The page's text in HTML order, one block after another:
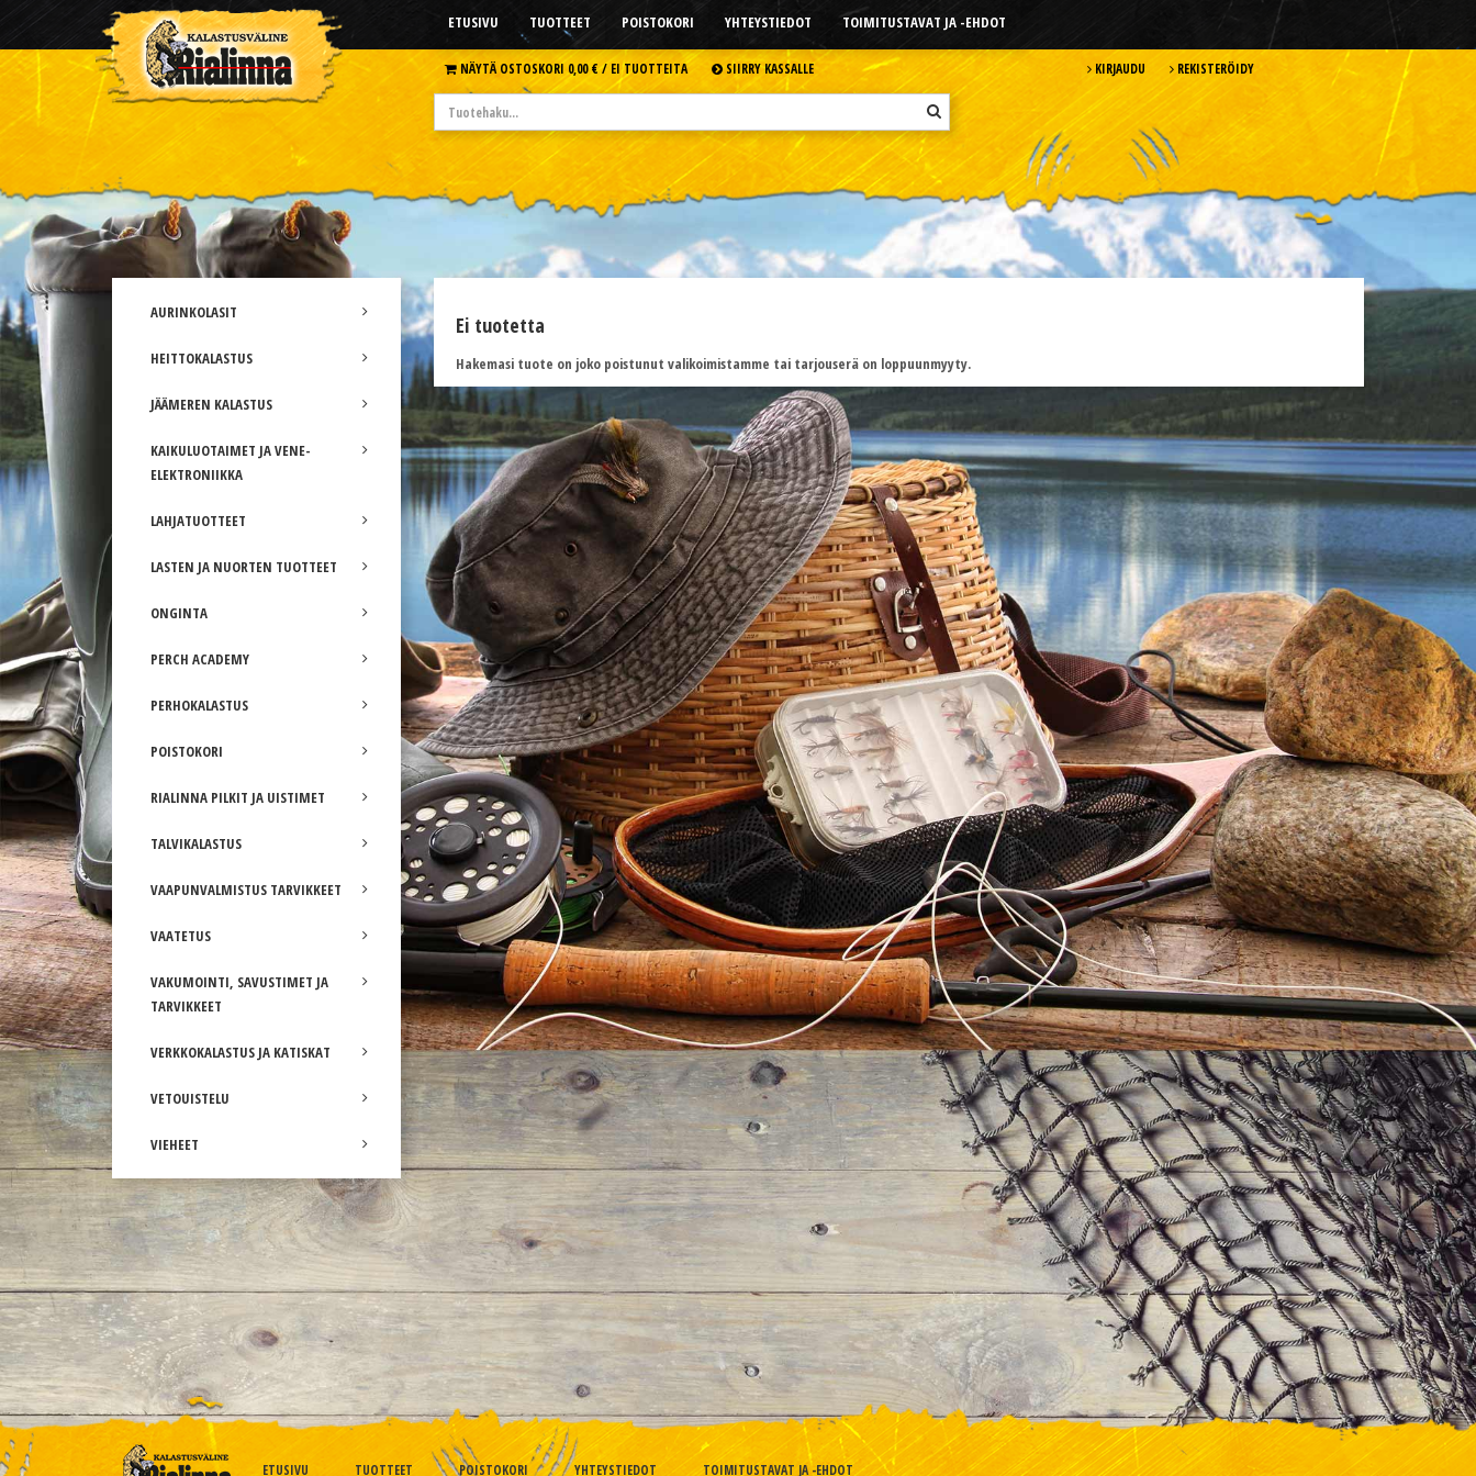
ETUSIVU TUOTTEET POISTOKORI YHTEYSTIEDOT TOIMITUSTAVAT JA -EHDOT
NÄYTÄ OSTOSKORI 0,00 € /EI TUOTTEITA SIIRRY KASSALLE KIRJAUDU REKISTERÖIDY
AURINKOLASIT
HEITTOKALASTUS
JÄÄMEREN KALASTUS
KAIKULUOTAIMET JA VENE-
ELEKTRONIIKKA
LAHJATUOTTEET
LASTEN JA NUORTEN TUOTTEET
ONGINTA
PERCH ACADEMY
PERHOKALASTUS
POISTOKORI
RIALINNA PILKIT JA UISTIMET
TALVIKALASTUS
VAAPUNVALMISTUS TARVIKKEET
VAATETUS
VAKUMOINTI, SAVUSTIMET JA
TARVIKKEET
VERKKOKALASTUS JA KATISKAT
VETOUISTELU
VIEHEET
Ei tuotetta
Hakemasi tuote on joko poistunut valikoimistamme tai tarjouserä on loppuunmyyty.
ETUSIVU TUOTTEET POISTOKORI YHTEYSTIEDOT TOIMITUSTAVAT JA -EHDOT